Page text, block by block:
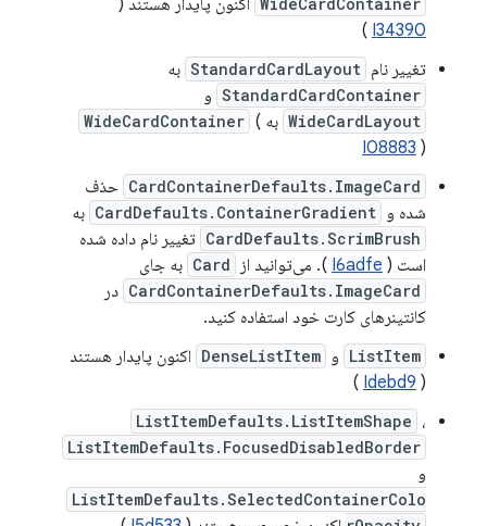
اکنون پایدار هستند (
I34390
)
تغییر نام StandardCardLayout به
StandardCardContainer و
WideCardLayout به WideCardContainer (
I08883 )
CardContainerDefaults.ImageCard حذف
شده و CardDefaults.ContainerGradient به
CardDefaults.ScrimBrush تغییر نام داده شده
است ( I6adfe ). می‌توانید از Card به جای
CardContainerDefaults.ImageCard در
کانتینرهای کارت خود استفاده کنید.
ListItem و DenseListItem اکنون پایدار هستند
(
Idebd9
)
ListItemDefaults.ListItemShape ،
ListItemDefaults.FocusedDisabledBorder
و
ListItemDefaults.SelectedContainerColo